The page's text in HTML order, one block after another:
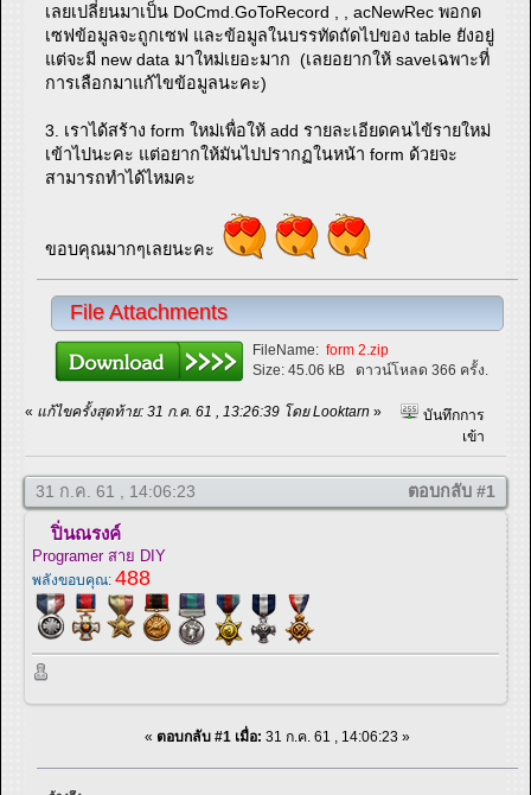
เลยเปลี่ยนมาเป็น DoCmd.GoToRecord , , acNewRec พอกด
เซฟข้อมูลจะถูกเซฟ และข้อมูลในบรรทัดถัดไปของ table ยังอยู่
แต่จะมี new data มาใหม่เยอะมาก (เลยอยากให้ saveเฉพาะที่
การเลือกมาแก้ไขข้อมูลนะคะ)
3. เราได้สร้าง form ใหม่เพื่อให้ add รายละเอียดคนไข้รายใหม่
เข้าไปนะคะ แต่อยากให้มันไปปรากฏในหน้า form ด้วยจะ
สามารถทำได้ไหมคะ
ขอบคุณมากๆเลยนะคะ
File Attachments
FileName:form 2.zip
Size:45.06 kB ดาวน์โหลด 366 ครั้ง.
« แก้ไขครั้งสุดท้าย: 31 ก.ค. 61 , 13:26:39 โดย Looktarn »
บันทึกการ
เข้า
31 ก.ค. 61 , 14:06:23 ตอบกลับ #1
ปิ่นณรงค์
Programer สาย DIY
พลังขอบคุณ: 488
« ตอบกลับ #1 เมื่อ: 31 ก.ค. 61 , 14:06:23 »